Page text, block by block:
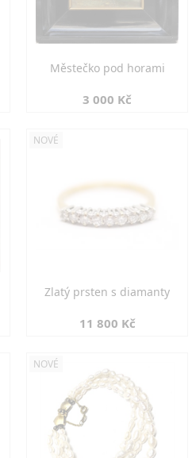
Městečko pod horami
3 000 Kč
NOVÉ
Zlatý prsten s diamanty
11 800 Kč
NOVÉ